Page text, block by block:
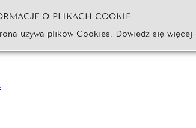
Go
O PLIKACH COOKIE
używa plików Cookies. Dowiedz się